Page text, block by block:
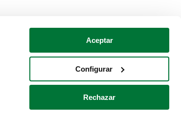
Aceptar
Configurar
Rechazar